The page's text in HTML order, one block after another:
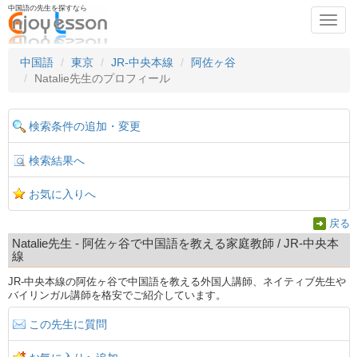
中国語の先生を探すなら
中国語
東京 JR-中央本線
阿佐ヶ谷
Natalie先生のプロフィール
検索条件の追加・変更
検索結果へ
お気に入りへ
戻る
Natalie先生 - 阿佐ヶ谷で中国語を教える家庭教師 / JR-中央本
線
JR-中央本線の阿佐ヶ谷で中国語を教える外国人講師、ネイティブ先生や
バイリンガル講師を格安でご紹介しています。
この先生に質問